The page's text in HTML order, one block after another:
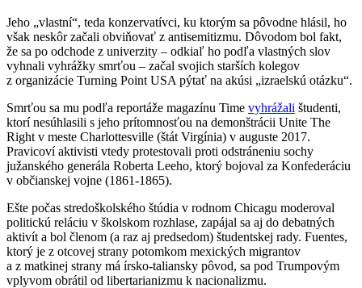
Jeho „vlastní“, teda konzervatívci, ku ktorým sa pôvodne hlásil, ho
však neskôr začali obviňovať z antisemitizmu. Dôvodom bol fakt,
že sa po odchode z univerzity – odkiaľ ho podľa vlastných slov
vyhnali vyhrážky smrťou – začal svojich starších kolegov
z organizácie Turning Point USA pýtať na akúsi „izraelskú otázku“.
Smrťou sa mu podľa reportáže magazínu Time vyhrážali študenti,
ktorí nesúhlasili s jeho prítomnosťou na demonštrácii Unite The
Right v meste Charlottesville (štát Virgínia) v auguste 2017.
Pravicoví aktivisti vtedy protestovali proti odstráneniu sochy
južanského generála Roberta Leeho, ktorý bojoval za Konfederáciu
v občianskej vojne (1861-1865).
Ešte počas stredoškolského štúdia v rodnom Chicagu moderoval
politickú reláciu v školskom rozhlase, zapájal sa aj do debatných
aktivít a bol členom (a raz aj predsedom) študentskej rady. Fuentes,
ktorý je z otcovej strany potomkom mexických migrantov
a z matkinej strany má írsko-taliansky pôvod, sa pod Trumpovým
vplyvom obrátil od libertarianizmu k nacionalizmu.